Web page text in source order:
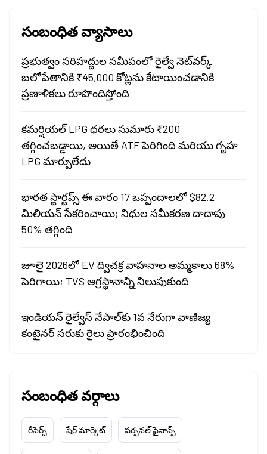
సంబంధిత వ్యాసాలు
ప్రభుత్వం సరిహద్దుల సమీపంలో రైల్వే నెట్‌వర్క్
బలోపేతానికి ₹45,000 కోట్లను కేటాయించడానికి
ప్రణాళికలు రూపొందిస్తోంది
కమర్షియల్ LPG ధరలు సుమారు ₹200
తగ్గించబడ్డాయి, అయితే ATF పెరిగింది మరియు గృహ
LPG మార్పులేదు
భారత స్టార్టప్స్ ఈ వారం 17 ఒప్పందాలలో $82.2
మిలియన్ సేకరించాయి; నిధుల సమీకరణ దాదాపు
50% తగ్గింది
జూలై 2026లో EV ద్విచక్ర వాహనాల అమ్మకాలు 68%
పెరిగాయి; TVS అగ్రస్థానాన్ని నిలుపుకుంది
ఇండియన్ రైల్వేస్ నేపాల్‌కు 1వ నేరుగా వాణిజ్య
కంటైనర్ సరుకు రైలు ప్రారంభించింది
సంబంధిత వర్గాలు
రీసెర్చ్ షేర్ మార్కెట్ పర్సనల్ ఫైనాన్స్